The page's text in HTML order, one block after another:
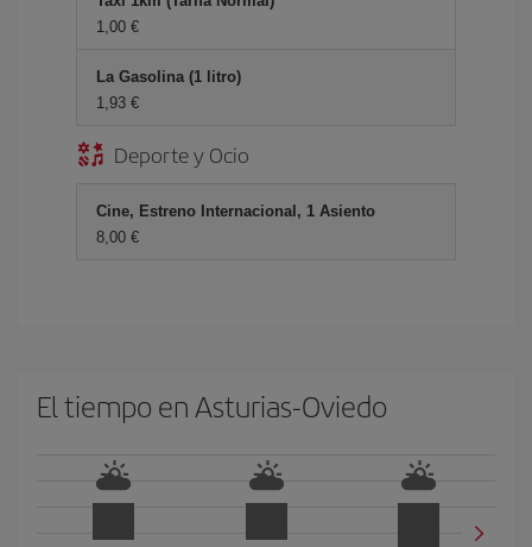
1,00 €
La Gasolina (1 litro)
1,93 €
Deporte y Ocio
Cine, Estreno Internacional, 1 Asiento
8,00 €
El tiempo en Asturias-Oviedo